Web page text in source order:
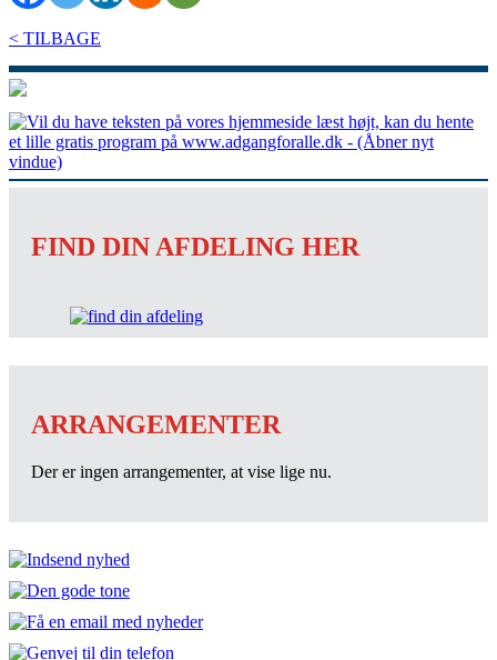
< TILBAGE
FIND DIN AFDELING HER
ARRANGEMENTER
Der er ingen arrangementer, at vise lige nu.